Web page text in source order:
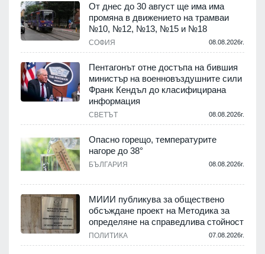
От днес до 30 август ще има има
промяна в движението на трамваи
№10, №12, №13, №15 и №18
СОФИЯ 08.08.2026г.
Пентагонът отне достъпа на бившия
министър на военновъздушните сили
Франк Кендъл до класифицирана
информация
СВЕТЪТ 08.08.2026г.
Опасно горещо, температурите
нагоре до 38°
БЪЛГАРИЯ 08.08.2026г.
МИИИ публикува за обществено
обсъждане проект на Методика за
определяне на справедлива стойност
ПОЛИТИКА 07.08.2026г.